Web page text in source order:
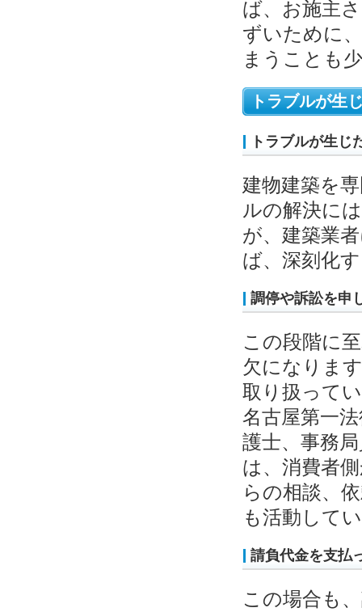
ば、お施主
ずいために
まうことも
トラブルが生
トラブルが生じ
建物建築を
ルの解決に
が、建築業
ば、深刻化
調停や訴訟を申
この段階に
欠になりま
取り扱って
名古屋第一
護士、事務
は、消費者
らの相談、
も活動して
請負代金を支払
この場合も